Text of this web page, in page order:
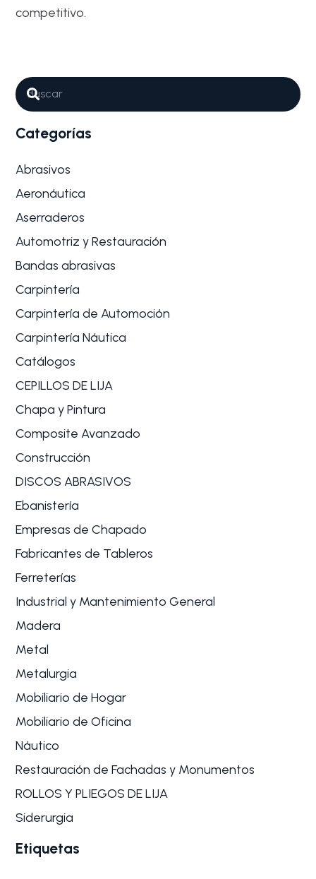
competitivo.
Por qué son tan importantes los
Abrasivos para Fabricación de
relojes
La industria de la relojería es conocida mundialmente
por su exigencia técnica…
Categorías
Abrasivos
Aeronáutica
Aserraderos
Automotriz y Restauración
Bandas abrasivas
Carpintería
Carpintería de Automoción
Carpintería Náutica
Catálogos
CEPILLOS DE LIJA
Chapa y Pintura
Composite Avanzado
Construcción
DISCOS ABRASIVOS
Ebanistería
Empresas de Chapado
Fabricantes de Tableros
Ferreterías
Industrial y Mantenimiento General
Madera
Metal
Metalurgia
Mobiliario de Hogar
Mobiliario de Oficina
Náutico
Restauración de Fachadas y Monumentos
ROLLOS Y PLIEGOS DE LIJA
Siderurgia
Etiquetas